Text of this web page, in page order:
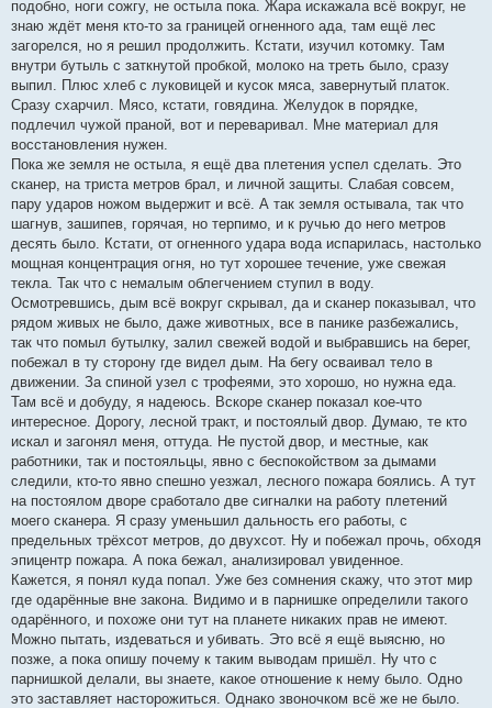
подобно, ноги сожгу, не остыла пока. Жара искажала всё вокруг, не
знаю ждёт меня кто-то за границей огненного ада, там ещё лес
загорелся, но я решил продолжить. Кстати, изучил котомку. Там
внутри бутыль с заткнутой пробкой, молоко на треть было, сразу
выпил. Плюс хлеб с луковицей и кусок мяса, завернутый платок.
Сразу схарчил. Мясо, кстати, говядина. Желудок в порядке,
подлечил чужой праной, вот и переваривал. Мне материал для
восстановления нужен.
Пока же земля не остыла, я ещё два плетения успел сделать. Это
сканер, на триста метров брал, и личной защиты. Слабая совсем,
пару ударов ножом выдержит и всё. А так земля остывала, так что
шагнув, зашипев, горячая, но терпимо, и к ручью до него метров
десять было. Кстати, от огненного удара вода испарилась, настолько
мощная концентрация огня, но тут хорошее течение, уже свежая
текла. Так что с немалым облегчением ступил в воду.
Осмотревшись, дым всё вокруг скрывал, да и сканер показывал, что
рядом живых не было, даже животных, все в панике разбежались,
так что помыл бутылку, залил свежей водой и выбравшись на берег,
побежал в ту сторону где видел дым. На бегу осваивал тело в
движении. За спиной узел с трофеями, это хорошо, но нужна еда.
Там всё и добуду, я надеюсь. Вскоре сканер показал кое-что
интересное. Дорогу, лесной тракт, и постоялый двор. Думаю, те кто
искал и загонял меня, оттуда. Не пустой двор, и местные, как
работники, так и постояльцы, явно с беспокойством за дымами
следили, кто-то явно спешно уезжал, лесного пожара боялись. А тут
на постоялом дворе сработало две сигналки на работу плетений
моего сканера. Я сразу уменьшил дальность его работы, с
предельных трёхсот метров, до двухсот. Ну и побежал прочь, обходя
эпицентр пожара. А пока бежал, анализировал увиденное.
Кажется, я понял куда попал. Уже без сомнения скажу, что этот мир
где одарённые вне закона. Видимо и в парнишке определили такого
одарённого, и похоже они тут на планете никаких прав не имеют.
Можно пытать, издеваться и убивать. Это всё я ещё выясню, но
позже, а пока опишу почему к таким выводам пришёл. Ну что с
парнишкой делали, вы знаете, какое отношение к нему было. Одно
это заставляет насторожиться. Однако звоночком всё же не было.